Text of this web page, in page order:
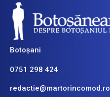
Botoșani
0751 298 424
redactie@martorincomod.ro